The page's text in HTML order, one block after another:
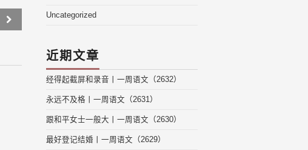
Uncategorized
近期文章
经得起截屏和录音丨一周语文（2632）
永远不及格丨一周语文（2631）
跟和平女士一般大丨一周语文（2630）
最好登记结婚丨一周语文（2629）